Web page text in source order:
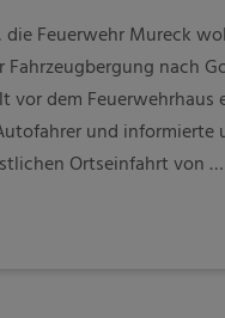
die Feuerwehr Mureck
Fahrzeugbergung nach
vor dem Feuerwehrhaus
und informierte
Ortseinfahrt von …